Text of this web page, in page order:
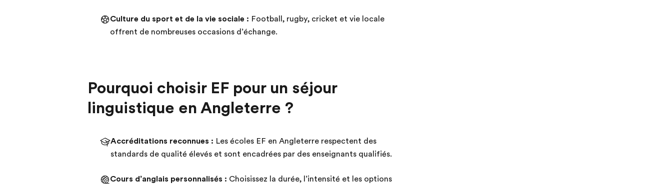
Culture du sport et de la vie sociale : Football, rugby, cricket et vie locale
offrent de nombreuses occasions d’échange.
Pourquoi choisir EF pour un séjour
linguistique en Angleterre ?
Accréditations reconnues : Les écoles EF en Angleterre respectent des
standards de qualité élevés et sont encadrées par des enseignants qualifiés.
Cours d’anglais personnalisés : Choisissez la durée, l’intensité et les options